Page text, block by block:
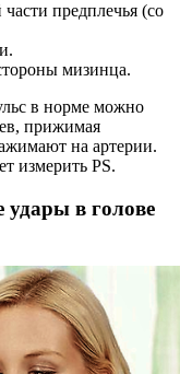
предплечья (со
мизинца.
в норме можно
прижимая
на артерии.
измерить PS.
удары в голове